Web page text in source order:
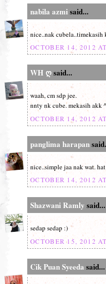
nabila azmisaid...
nice..nak cubela..timekasih
OCTOBER 14, 2012
WH ღsaid...
waah, cm sdp jee.
nnty nk cube. mekasih akk
OCTOBER 14, 2012
panglima harapan
nice..simple jaa nak wat.
OCTOBER 14, 2012
Shazwani Ramly said...
sedap sedap :)
OCTOBER 15, 2012
Cik Puan Syeeda said...